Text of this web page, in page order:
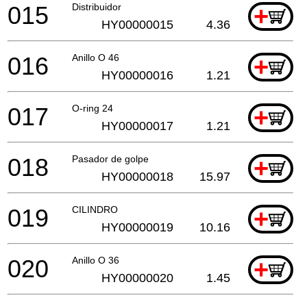
Distribuidor +
015 HY00000015 4.36
Anillo O 46 +
016 HY00000016 1.21
O-ring 24 +
017 HY00000017 1.21
Pasador de golpe +
018 HY00000018 15.97
CILINDRO +
019 HY00000019 10.16
Anillo O 36 +
020 HY00000020 1.45